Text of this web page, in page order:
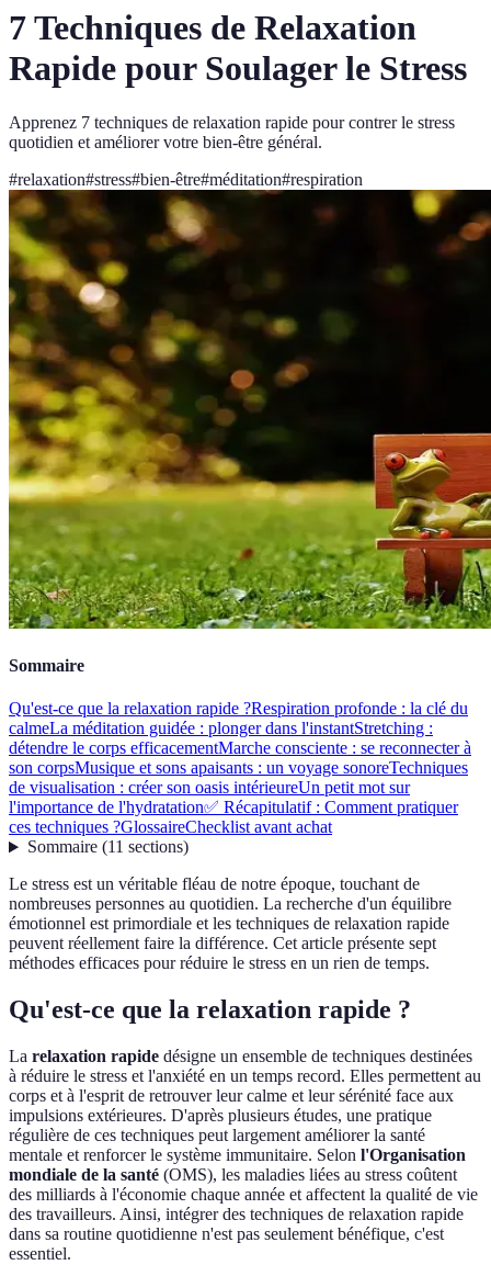
7 Techniques de Relaxation
Rapide pour Soulager le Stress
Apprenez 7 techniques de relaxation rapide pour contrer le stress
quotidien et améliorer votre bien-être général.
#relaxation#stress#bien-être#méditation#respiration
Sommaire
Qu'est-ce que la relaxation rapide ?Respiration profonde : la clé du
calmeLa méditation guidée : plonger dans l'instantStretching :
détendre le corps efficacementMarche consciente : se reconnecter à
son corpsMusique et sons apaisants : un voyage sonoreTechniques
de visualisation : créer son oasis intérieureUn petit mot sur
l'importance de l'hydratation✅ Récapitulatif : Comment pratiquer
ces techniques ?GlossaireChecklist avant achat
Sommaire(11 sections)
Le stress est un véritable fléau de notre époque, touchant de
nombreuses personnes au quotidien. La recherche d'un équilibre
émotionnel est primordiale et les techniques de relaxation rapide
peuvent réellement faire la différence. Cet article présente sept
méthodes efficaces pour réduire le stress en un rien de temps.
Qu'est-ce que la relaxation rapide ?
La relaxation rapide désigne un ensemble de techniques destinées
à réduire le stress et l'anxiété en un temps record. Elles permettent au
corps et à l'esprit de retrouver leur calme et leur sérénité face aux
impulsions extérieures. D'après plusieurs études, une pratique
régulière de ces techniques peut largement améliorer la santé
mentale et renforcer le système immunitaire. Selon l'Organisation
mondiale de la santé (OMS), les maladies liées au stress coûtent
des milliards à l'économie chaque année et affectent la qualité de vie
des travailleurs. Ainsi, intégrer des techniques de relaxation rapide
dans sa routine quotidienne n'est pas seulement bénéfique, c'est
essentiel.